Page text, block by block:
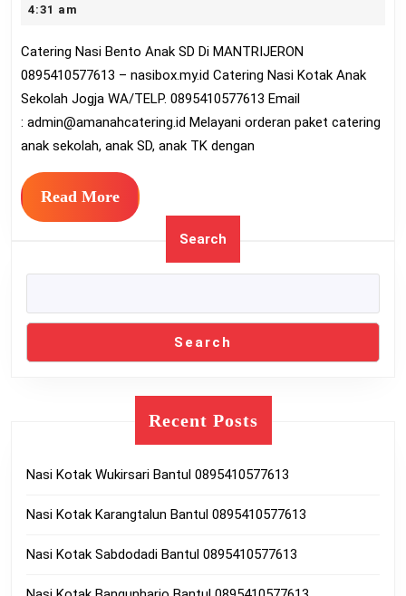
4:31 am
Catering Nasi Bento Anak SD Di MANTRIJERON
0895410577613 – nasibox.my.id Catering Nasi Kotak Anak
Sekolah Jogja WA/TELP. 0895410577613 Email
: admin@amanahcatering.id Melayani orderan paket catering
anak sekolah, anak SD, anak TK dengan
Read MoreRead
More
Search
Search
Recent Posts
Nasi Kotak Wukirsari Bantul 0895410577613
Nasi Kotak Karangtalun Bantul 0895410577613
Nasi Kotak Sabdodadi Bantul 0895410577613